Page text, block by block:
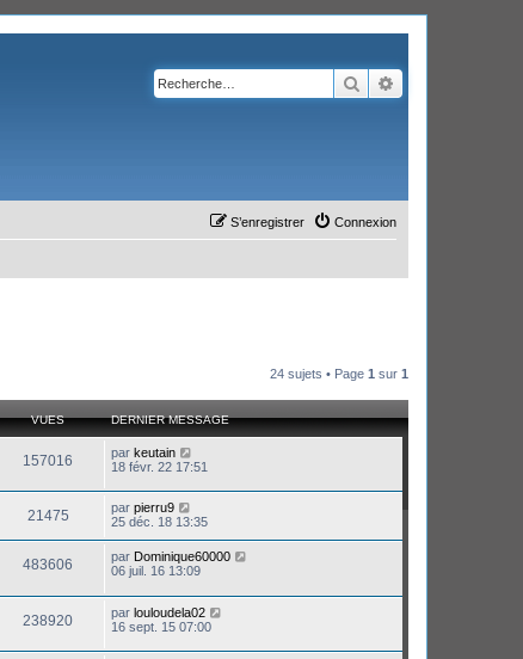
Rechercher
Connexion
S’enregistrer
24 sujets • Page 1 sur 1
VUES DERNIER MESSAGE
157016 par keutain
18 févr. 22 17:51
21475 par pierru9
25 déc. 18 13:35
483606 par Dominique60000
06 juil. 16 13:09
238920 par louloudela02
16 sept. 15 07:00